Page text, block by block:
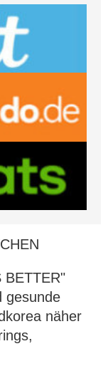
BETTER"
gesunde
näher